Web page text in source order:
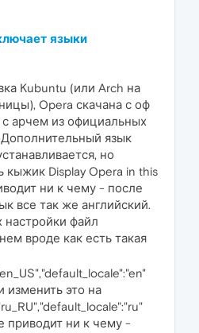
языки
Kubuntu (или Arch на
Opera скачана с оф
с арчем из официальных
язык
но
кыжик Display Opera in this
ни к чему - после
все так же английский.
настройки файл
вроде как есть такая
изменить это на
приводит ни к чему -